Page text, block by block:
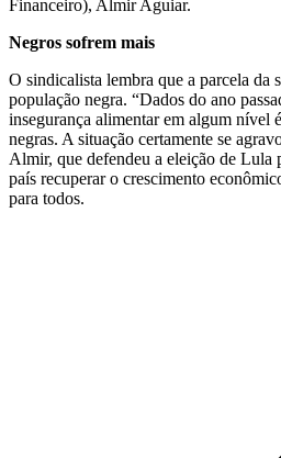
Financeiro), Almir Aguiar.
Negros sofrem mais
O sindicalista lembra que a parcela da
população negra. “Dados do ano
insegurança alimentar em algum nível
negras. A situação certamente se
Almir, que defendeu a eleição de Lula
país recuperar o crescimento
para todos.